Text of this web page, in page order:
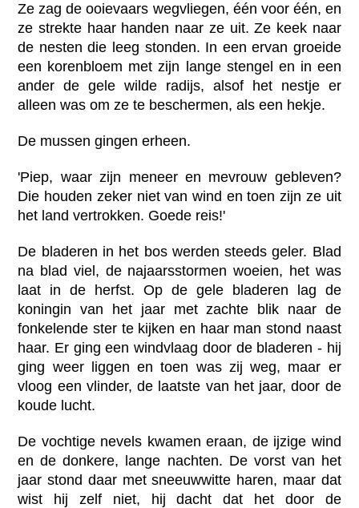
Ze zag de ooievaars wegvliegen, één voor één, en
ze strekte haar handen naar ze uit. Ze keek naar
de nesten die leeg stonden. In een ervan groeide
een korenbloem met zijn lange stengel en in een
ander de gele wilde radijs, alsof het nestje er
alleen was om ze te beschermen, als een hekje.
De mussen gingen erheen.
'Piep, waar zijn meneer en mevrouw gebleven?
Die houden zeker niet van wind en toen zijn ze uit
het land vertrokken. Goede reis!'
De bladeren in het bos werden steeds geler. Blad
na blad viel, de najaarsstormen woeien, het was
laat in de herfst. Op de gele bladeren lag de
koningin van het jaar met zachte blik naar de
fonkelende ster te kijken en haar man stond naast
haar. Er ging een windvlaag door de bladeren - hij
ging weer liggen en toen was zij weg, maar er
vloog een vlinder, de laatste van het jaar, door de
koude lucht.
De vochtige nevels kwamen eraan, de ijzige wind
en de donkere, lange nachten. De vorst van het
jaar stond daar met sneeuwwitte haren, maar dat
wist hij zelf niet, hij dacht dat het door de